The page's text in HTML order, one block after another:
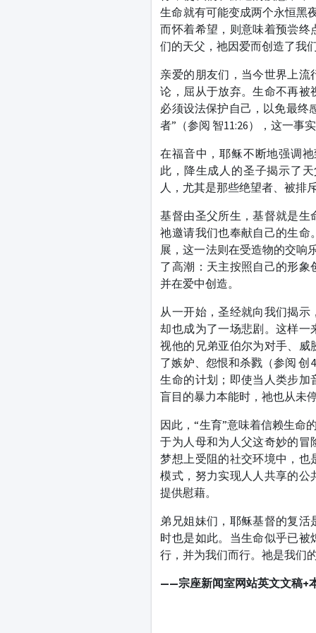
生命就有可能变成两个永恒黑
而怀着希望，则意味着预尝
们的天父，祂因爱而创造了我
亲爱的朋友们，当今世界上
论，屈从于放弃。生命不再
必须设法保护自己，以免最终
者”（参阅 智11:26），这一事
在福音中，耶稣不断地强调
此，降生成人的圣子揭示了
人，尤其是那些绝望者、被排
基督由圣父所生，基督就是
祂邀请我们也奉献自己的生
展，这一法则在受造物的交响
了高潮：天主按照自己的形
并在爱中创造。
从一开始，圣经就向我们揭
却也成为了一场悲剧。这样
视他的兄弟亚伯尔为对手、
了嫉妒、怨恨和杀戮（参阅 创
生命的计划；即使当人类步
盲目的暴力本能时，祂也从未
因此，“生育”意味着信赖生命
于为人母和为人父这奇妙的
梦想上受阻的社交环境中，
模式，努力实现人人共享的
提供慰藉。
弟兄姐妹们，耶稣基督的复
时也是如此。当生命似乎已
行，并为我们而行。祂是我们
——宗座新闻室网站英文文稿+